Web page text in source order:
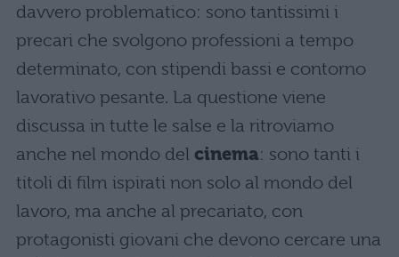
davvero problematico: sono tantissimi i
precari che svolgono professioni a tempo
determinato, con stipendi bassi e contorno
lavorativo pesante. La questione viene
discussa in tutte le salse e la ritroviamo
anche nel mondo del cinema: sono tanti i
titoli di film ispirati non solo al mondo del
lavoro, ma anche al precariato, con
protagonisti giovani che devono cercare una